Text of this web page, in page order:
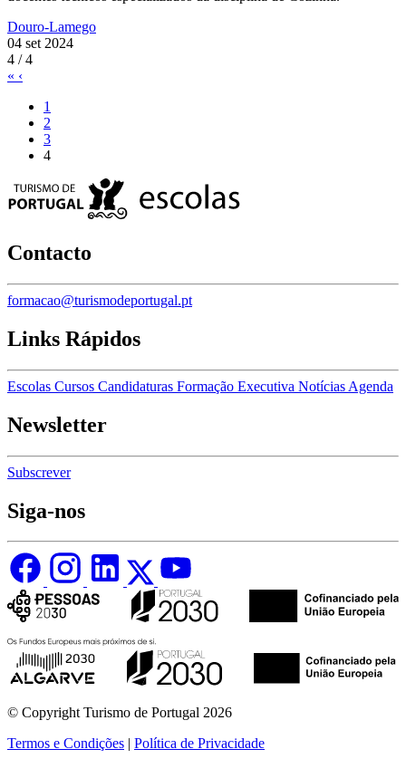
Douro-Lamego
04 set 2024
4 / 4
« ‹
1
2
3
4
Contacto
formacao@turismodeportugal.pt
Links Rápidos
Escolas Cursos Candidaturas Formação Executiva Notícias Agenda
Newsletter
Subscrever
Siga-nos
© Copyright Turismo de Portugal 2026
Termos e Condições | Política de Privacidade